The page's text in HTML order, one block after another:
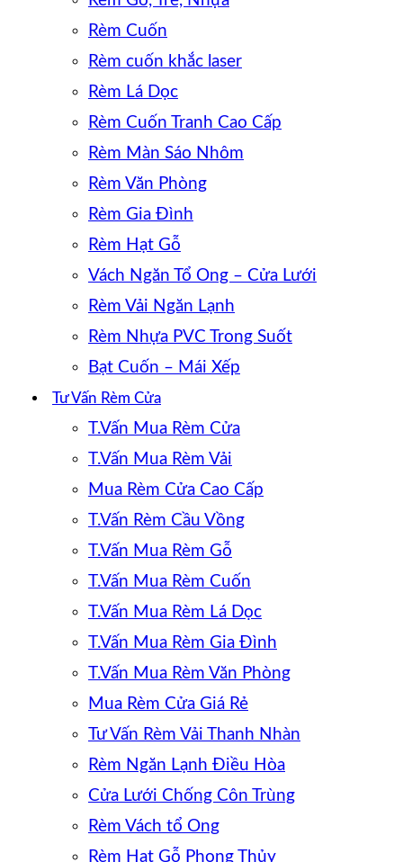
Rèm Cuốn
Rèm cuốn khắc laser
Rèm Lá Dọc
Rèm Cuốn Tranh Cao Cấp
Rèm Màn Sáo Nhôm
Rèm Văn Phòng
Rèm Gia Đình
Rèm Hạt Gỗ
Vách Ngăn Tổ Ong – Cửa Lưới
Rèm Vải Ngăn Lạnh
Rèm Nhựa PVC Trong Suốt
Bạt Cuốn – Mái Xếp
Tư Vấn Rèm Cửa
T.Vấn Mua Rèm Cửa
T.Vấn Mua Rèm Vải
Mua Rèm Cửa Cao Cấp
T.Vấn Rèm Cầu Vồng
T.Vấn Mua Rèm Gỗ
T.Vấn Mua Rèm Cuốn
T.Vấn Mua Rèm Lá Dọc
T.Vấn Mua Rèm Gia Đình
T.Vấn Mua Rèm Văn Phòng
Mua Rèm Cửa Giá Rẻ
Tư Vấn Rèm Vải Thanh Nhàn
Rèm Ngăn Lạnh Điều Hòa
Cửa Lưới Chống Côn Trùng
Rèm Vách tổ Ong
Rèm Hạt Gỗ Phong Thủy